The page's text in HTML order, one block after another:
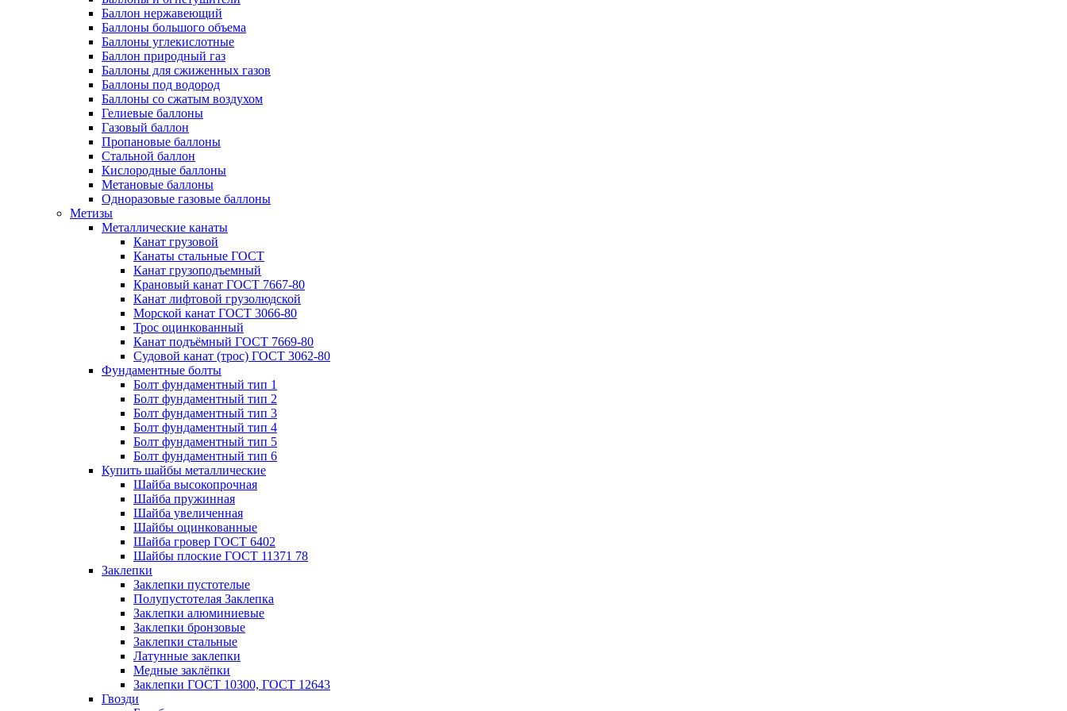
Баллон нержавеющий
Баллоны большого объема
Баллоны углекислотные
Баллон природный газ
Баллоны для сжиженных газов
Баллоны под водород
Баллоны со сжатым воздухом
Гелиевые баллоны
Газовый баллон
Пропановые баллоны
Стальной баллон
Кислородные баллоны
Метановые баллоны
Одноразовые газовые баллоны
Метизы
Металлические канаты
Канат грузовой
Канаты стальные ГОСТ
Канат грузоподъемный
Крановый канат ГОСТ 7667-80
Канат лифтовой грузолюдской
Морской канат ГОСТ 3066-80
Трос оцинкованный
Канат подъёмный ГОСТ 7669-80
Судовой канат (трос) ГОСТ 3062-80
Фундаментные болты
Болт фундаментный тип 1
Болт фундаментный тип 2
Болт фундаментный тип 3
Болт фундаментный тип 4
Болт фундаментный тип 5
Болт фундаментный тип 6
Купить шайбы металлические
Шайба высокопрочная
Шайба пружинная
Шайба увеличенная
Шайбы оцинкованные
Шайба гровер ГОСТ 6402
Шайбы плоские ГОСТ 11371 78
Заклепки
Заклепки пустотелые
Полупустотелая Заклепка
Заклепки алюминиевые
Заклепки бронзовые
Заклепки стальные
Латунные заклепки
Медные заклёпки
Заклепки ГОСТ 10300, ГОСТ 12643
Гвозди